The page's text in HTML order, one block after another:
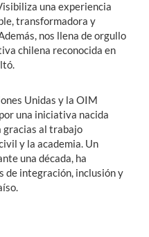
una experiencia
transformadora y
nos llena de orgullo
chilena reconocida en
Unidas y la OIM
una iniciativa nacida
al trabajo
y la academia. Un
una década, ha
de integración, inclusión y